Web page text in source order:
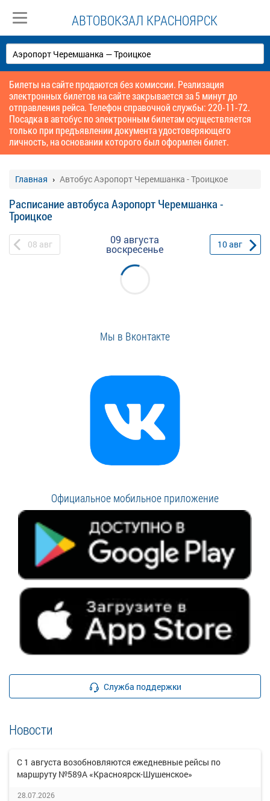
АВТОВОКЗАЛ КРАСНОЯРСК
Билеты на сайте продаются без комиссии. Реализация
электронных билетов на сайте закрывается за 5 минут до
отправления рейса. Телефон справочной службы: 220-11-72.
Посадка в автобус по электронным билетам осуществляется
только при предъявлении документа удостоверяющего
личность, на основании которого был оформлен билет.
Главная Автобус Аэропорт Черемшанка - Троицкое
Расписание автобуса Аэропорт Черемшанка -
Троицкое
08 авг 09 августа
воскресенье 10авг
Мы в Вконтакте
Официальное мобильное приложение
Служба поддержки
Новости
С 1 августа возобновляются ежедневные рейсы по
маршруту №589А «Красноярск-Шушенское»
28.07.2026